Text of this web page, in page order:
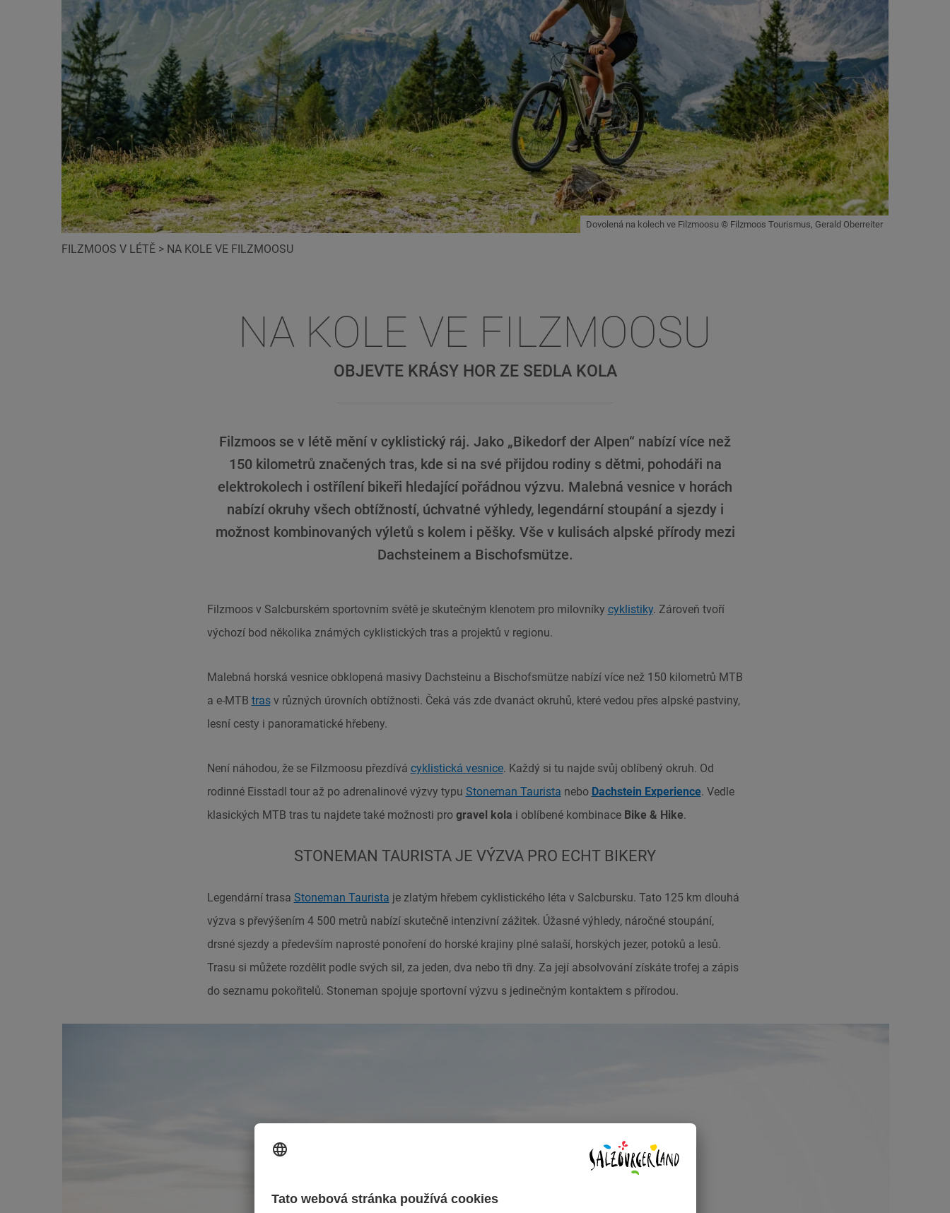
Dovolená na kolech ve Filzmoosu © Filzmoos Tourismus, Gerald Oberreiter
FILZMOOS V LÉTĚ > NA KOLE VE FILZMOOSU
NA KOLE VE FILZMOOSU
OBJEVTE KRÁSY HOR ZE SEDLA KOLA
Filzmoos se v létě mění v cyklistický ráj. Jako „Bikedorf der Alpen“ nabízí více než
150 kilometrů značených tras, kde si na své přijdou rodiny s dětmi, pohodáři na
elektrokolech i ostřílení bikeři hledající pořádnou výzvu. Malebná vesnice v horách
nabízí okruhy všech obtížností, úchvatné výhledy, legendární stoupání a sjezdy i
možnost kombinovaných výletů s kolem i pěšky. Vše v kulisách alpské přírody mezi
Dachsteinem a Bischofsmütze.
Filzmoos v Salcburském sportovním světě je skutečným klenotem pro milovníky cyklistiky. Zároveň tvoří
výchozí bod několika známých cyklistických tras a projektů v regionu.
Malebná horská vesnice obklopená masivy Dachsteinu a Bischofsmütze nabízí více než 150 kilometrů MTB
a e-MTB trasv různých úrovních obtížnosti. Čeká vás zde dvanáct okruhů, které vedou přes alpské pastviny,
lesní cesty i panoramatické hřebeny.
Není náhodou, že se Filzmoosu přezdívá cyklistická vesnice. Každý si tu najde svůj oblíbený okruh. Od
rodinné Eisstadl tour až po adrenalinové výzvy typu Stoneman Taurista nebo Dachstein Experience. Vedle
klasických MTB tras tu najdete také možnosti pro gravel kola i oblíbené kombinace Bike & Hike.
STONEMAN TAURISTA JE VÝZVA PRO ECHT BIKERY
Legendární trasa Stoneman Taurista je zlatým hřebem cyklistického léta v Salcbursku. Tato 125 km dlouhá
výzva s převýšením 4 500 metrů nabízí skutečně intenzivní zážitek. Úžasné výhledy, náročné stoupání,
drsné sjezdy a především naprosté ponoření do horské krajiny plné salaší, horských jezer, potoků a lesů.
Trasu si můžete rozdělit podle svých sil, za jeden, dva nebo tři dny. Za její absolvování získáte trofej a zápis
do seznamu pokořitelů. Stoneman spojuje sportovní výzvu s jedinečným kontaktem s přírodou.